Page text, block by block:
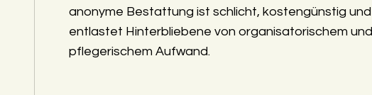
anonyme Bestattung ist schlicht, kostengünstig und
entlastet Hinterbliebene von organisatorischem und
pflegerischem Aufwand.